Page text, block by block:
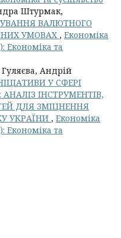
Штурмак,
ВАЛЮТНОГО
УМОВАХ , Економіка
Економіка та
Андрій
У СФЕРІ
ІНСТРУМЕНТІВ,
ДЛЯ ЗМІЦНЕННЯ
УКРАЇНИ , Економіка
Економіка та